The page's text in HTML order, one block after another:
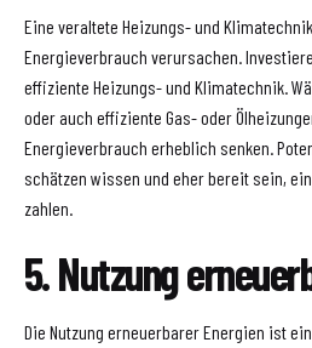
Eine veraltete Heizungs- und
Energieverbrauch verursachen.
effiziente Heizungs- und Klimatechnik.
oder auch effiziente Gas- oder
Energieverbrauch erheblich senken.
schätzen wissen und eher bereit sein,
zahlen.
5. Nutzung
Die Nutzung erneuerbarer Energien ist